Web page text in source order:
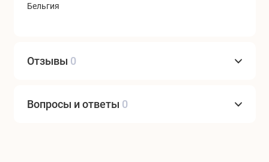
Бельгия
Отзывы 0
Вопросы и ответы 0